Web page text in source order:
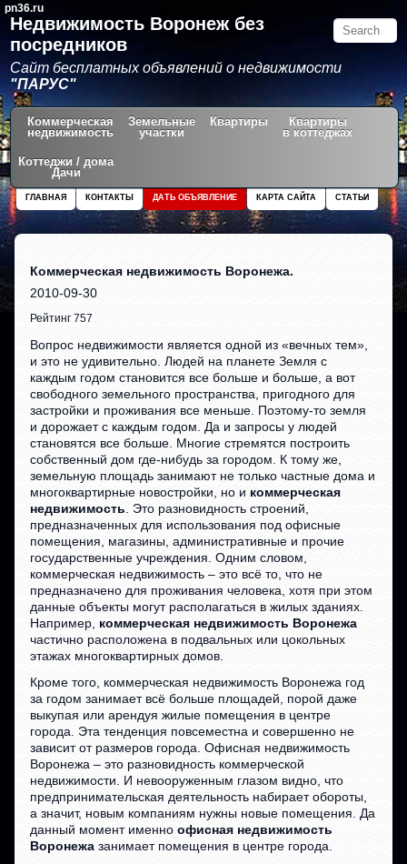
pn36.ru
Недвижимость Воронеж без
посредников
Сайт бесплатных объявлений о недвижимости
"ПАРУС"
Коммерческая
недвижимость
Земельные
участки
Квартиры
Квартиры
в коттеджах
Коттеджи / дома
Дачи
СТАТЬИ
КАРТА САЙТА
ДАТЬ ОБЪЯВЛЕНИЕ
КОНТАКТЫ
ГЛАВНАЯ
Коммерческая недвижимость Воронежа.
2010-09-30
Рейтинг 757
Вопрос недвижимости является одной из «вечных тем»,
и это не удивительно. Людей на планете Земля с
каждым годом становится все больше и больше, а вот
свободного земельного пространства, пригодного для
застройки и проживания все меньше. Поэтому-то земля
и дорожает с каждым годом. Да и запросы у людей
становятся все больше. Многие стремятся построить
собственный дом где-нибудь за городом. К тому же,
земельную площадь занимают не только частные дома и
многоквартирные новостройки, но и коммерческая
недвижимость . Это разновидность строений,
предназначенных для использования под офисные
помещения, магазины, административные и прочие
государственные учреждения. Одним словом,
коммерческая недвижимость – это всё то, что не
предназначено для проживания человека, хотя при этом
данные объекты могут располагаться в жилых зданиях.
Например, коммерческая недвижимость Воронежа
частично расположена в подвальных или цокольных
этажах многоквартирных домов.
Кроме того, коммерческая недвижимость Воронежа год
за годом занимает всё больше площадей, порой даже
выкупая или арендуя жилые помещения в центре
города. Эта тенденция повсеместна и совершенно не
зависит от размеров города. Офисная недвижимость
Воронежа – это разновидность коммерческой
недвижимости. И невооруженным глазом видно, что
предпринимательская деятельность набирает обороты,
а значит, новым компаниям нужны новые помещения. Да
данный момент именноофисная недвижимость
Воронежа занимает помещения в центре города.